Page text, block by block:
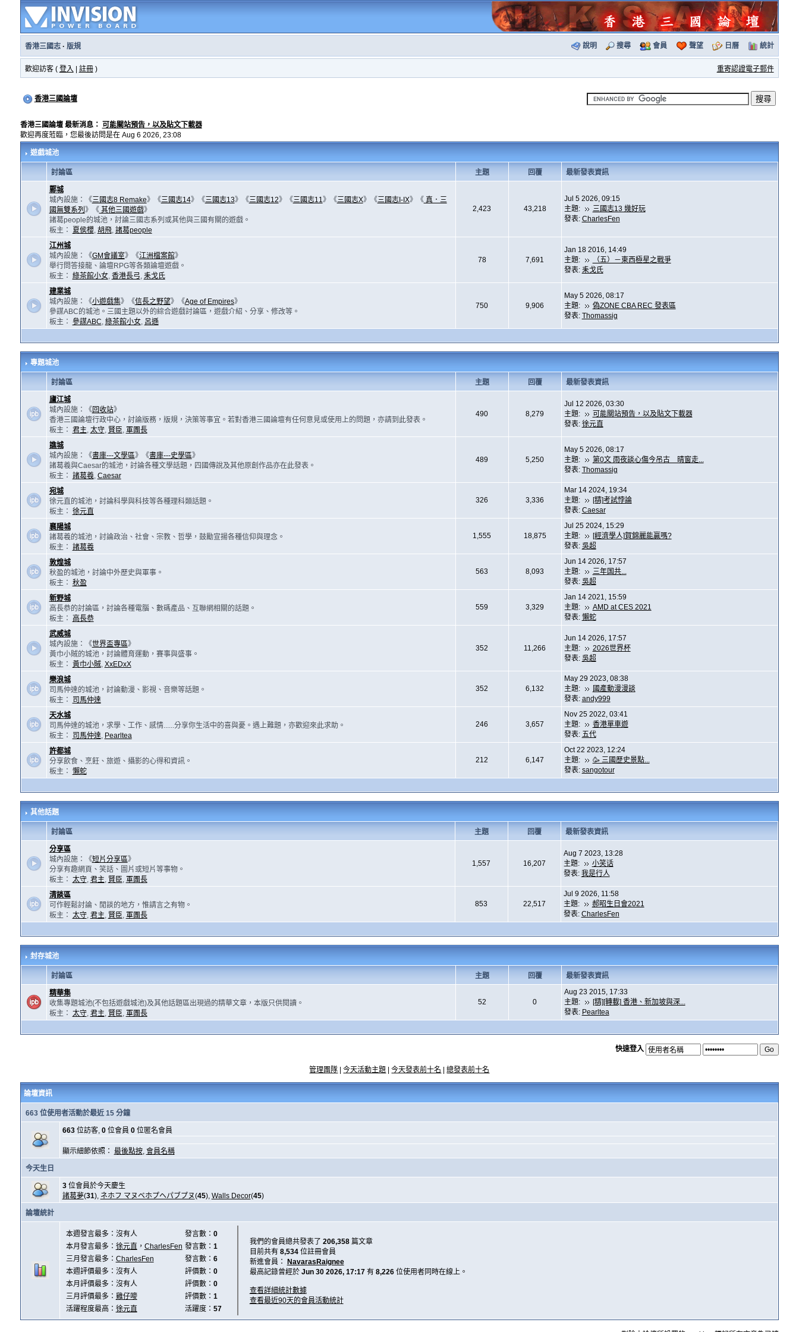
香港三國志· 版規 說明 搜尋 會員 聲望 日曆 統計
歡迎訪客 ( 登入 註冊) 重寄認證電子郵件
香港三國論壇
香港三國論壇 最新消息： 可能關站預告，以及貼文下載器
歡迎再度蒞臨，您最後訪問是在 Aug 6 2026, 23:08
遊戲城池
討論區 主題 回覆 最新發表資訊
鄴城
城內設施：《三國志8 Remake》《三國志14》《三國志13》《三國志12》《三國志11》《三國志X》《三國志I-IX》《真．三
國無雙系列 》《其他三國遊戲》
諸葛people的城池，討論三國志系列或其他與三國有關的遊戲。
板主：
夏侯櫻, 胡飛, 諸葛people
2,423 43,218
Jul 5 2026, 09:15
主題:
三國志13 幾好玩
發表: CharlesFen
江州城
城內設施：《GM會議室》《江洲檔案館》
舉行問答接龍、論壇RPG等各類論壇遊戲。
板主： 綠茶館小女, 香港長弓, 耒戈氏
78 7,691
Jan 18 2016, 14:49
主題:
（五）－東西極星之戰爭
發表: 耒戈氏
建業城
城內設施：《小遊戲集》《信長之野望》《Age of Empires》
參謀ABC的城池。三國主題以外的綜合遊戲討論區，遊戲介紹、分享、修改等。
板主： 參謀ABC, 綠茶館小女, 呂遜
750 9,906
May 5 2026, 08:17
主題:
偽ZONE CBA REC 發表區
發表: Thomassig
專題城池
討論區 主題 回覆 最新發表資訊
廬江城
城內設施：《回收站》
香港三國論壇行政中心，討論版務，版規，決策等事宜。若對香港三國論壇有任何意見或使用上的問題，亦請到此發表。
板主： 君主, 太守, 賢臣, 軍團長
490 8,279
Jul 12 2026, 03:30
主題:
可能關站預告，以及貼文下載器
發表: 徐元直
譙城
城內設施：《書庫---文學區》《書庫---史學區》
諸葛羲與Caesar的城池，討論各種文學話題，四國傳說及其他原創作品亦在此發表。
板主： 諸葛羲, Caesar
489 5,250
May 5 2026, 08:17
主題:
第0文 雨夜談心傷今吊古 晴窗走...
發表: Thomassig
宛城
徐元直的城池，討論科學與科技等各種理科類話題。
板主： 徐元直
326 3,336
Mar 14 2024, 19:34
主題:
[精]考試悖論
發表: Caesar
襄陽城
諸葛羲的城池，討論政治、社會、宗教、哲學，鼓勵宣揚各種信仰與理念。
板主： 諸葛羲
1,555 18,875
Jul 25 2024, 15:29
主題:
[經濟學人]賀錦麗能贏嗎?
發表: 吳超
敦煌城
秋盈的城池，討論中外歷史與軍事。
板主： 秋盈
563 8,093
Jun 14 2026, 17:57
主題:
三年国共...
發表: 吳超
新野城
高長恭的討論區，討論各種電腦、數碼產品、互聯網相關的話題。
板主：
高長恭
559 3,329
Jan 14 2021, 15:59
主題:
AMD at CES 2021
發表: 懶蛇
武威城
城內設施：《世界盃專區》
黃巾小賊的城池，討論體育運動，賽事與盛事。
板主： 黃巾小賊, XxEDxX
352 11,266
Jun 14 2026, 17:57
主題:
2026世界杯
發表: 吳超
樂浪城
司馬仲達的城池，討論動漫、影視、音樂等話題。
板主：
司馬仲達
352 6,132
May 29 2023, 08:38
主題:
國產動漫漫談
發表: andy999
天水城
司馬仲達的城池，求學、工作、感情......分享你生活中的喜與憂。遇上難題，亦歡迎來此求助。
板主：
司馬仲達, Pearltea
246 3,657
Nov 25 2022, 03:41
主題:
香港單車遊
發表: 五代
許都城
分享飲食、烹飪、旅遊、攝影的心得和資訊。
板主： 懶蛇
212 6,147
Oct 22 2023, 12:24
主題:
🥳 三國歷史景點...
發表: sangotour
其他話題
討論區 主題 回覆 最新發表資訊
分享區
城內設施：《短片分享區》
分享有趣網頁、笑話、圖片或短片等事物。
板主： 太守, 君主, 賢臣, 軍團長
1,557 16,207
Aug 7 2023, 13:28
主題:
小笑话
發表: 我是行人
清談區
可作輕鬆討論、閒談的地方，惟請言之有物。
板主： 太守, 君主, 賢臣, 軍團長
853 22,517
Jul 9 2026, 11:58
主題:
郝昭生日會2021
發表: CharlesFen
封存城池
討論區 主題 回覆 最新發表資訊
精華集
收集專題城池(不包括遊戲城池)及其他話題區出現過的精華文章，本版只供閱讀。
板主： 太守, 君主, 賢臣, 軍團長
52 0
Aug 23 2015, 17:33
主題:
[精][轉載] 香港、新加坡與深...
發表: Pearltea
快速登入
管理團隊 |今天活動主題 |今天發表前十名 |總發表前十名
論壇資訊
663 位使用者活動於最近 15 分鐘
663位訪客, 0位會員 0位匿名會員
顯示細節依照： 最後點按, 會員名稱
今天生日
3位會員於今天慶生
諸葛夢(31), ネホフ マヌベホプヘパブプヌ(45), Walls Decor(45)
論壇統計
本週發言最多：沒有人 發言數： 0
本月發言最多： 徐元直 ， CharlesFen 發言數： 1
三月發言最多： CharlesFen 發言數： 6
本週評價最多：沒有人
評價數： 0
本月評價最多：沒有人
評價數： 0
三月評價最多： 雞仔嘜 評價數： 1
活躍程度最高： 徐元直 活躍度： 57
我們的會員總共發表了 206,358篇文章
目前共有 8,534位註冊會員
新進會員： NavarasRaignee
最高記錄曾經於 Jun 30 2026, 17:17 有 8,226位使用者同時在線上。
查看詳細統計數據
查看最近90天的會員活動統計